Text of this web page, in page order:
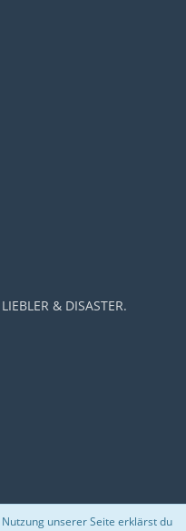
& DISASTER.
unserer Seite erklärst du